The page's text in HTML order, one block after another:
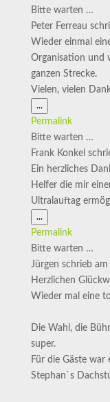
Bitte warten …
Peter Ferreau
Wieder einmal
Organisation und
ganzen Strecke.
Vielen, vielen
...Diese
Metabox
Permalink
Bitte warten …
Frank Konkel
Ein herzliches
Helfer die mir
Ultralauftag
...Diese
Metabox
Permalink
Bitte warten …
Jürgen schrieb am
Herzlichen
Wieder mal eine
Die Wahl, die
super.
Für die Gäste war
Stephan`s